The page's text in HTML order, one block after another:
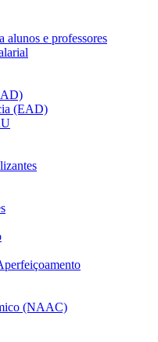
alunos e professores
(EAD)
(NAAC)